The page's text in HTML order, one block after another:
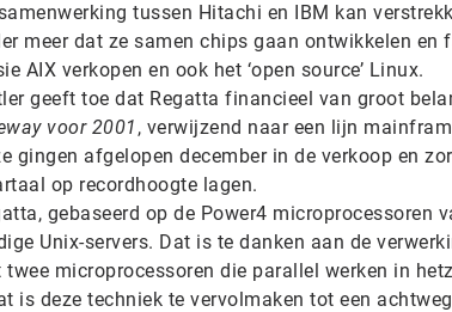
tussen Hitachi en IBM kan
meer dat ze samen chips gaan ontwikkelen en
AIX verkopen en ook het ‘open source’ Linux.
geeft toe dat Regatta financieel van groot
voor 2001 , verwijzend naar een lijn
gingen afgelopen december in de verkoop en
op recordhoogte lagen.
gebaseerd op de Power4 microprocessoren
Unix-servers. Dat is te danken aan de
twee microprocessoren die parallel werken in
is deze techniek te vervolmaken tot een